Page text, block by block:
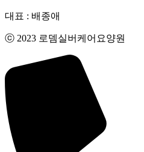
대표 : 배종애
ⓒ 2023 로뎀실버케어요양원